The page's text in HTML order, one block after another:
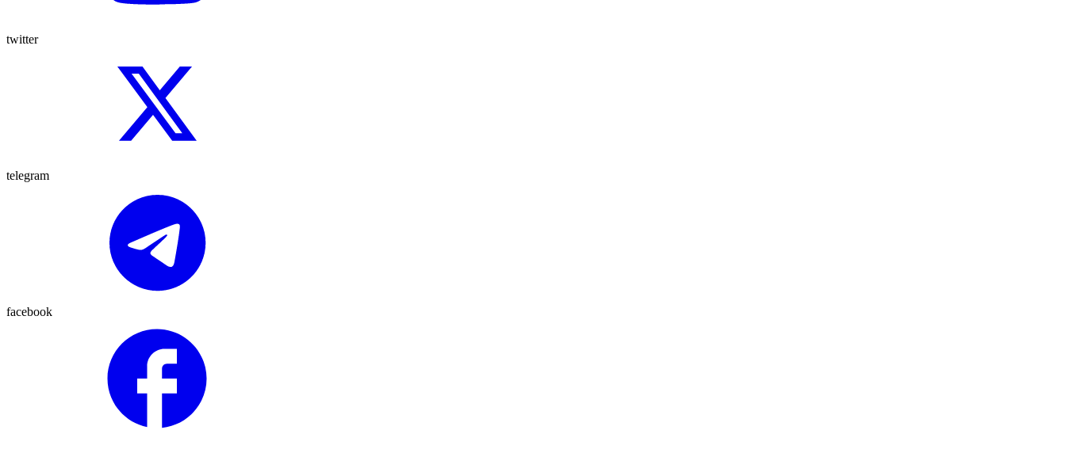
twitter
telegram
facebook